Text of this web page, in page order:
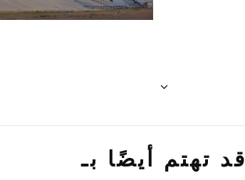
قد تهتم أيضًا بـ